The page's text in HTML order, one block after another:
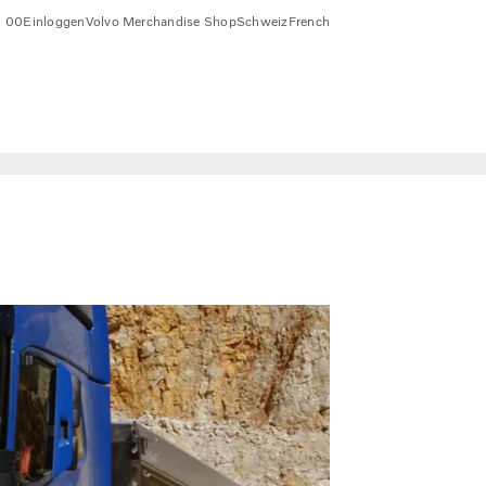
00EinloggenVolvo Merchandise ShopSchweizFrench